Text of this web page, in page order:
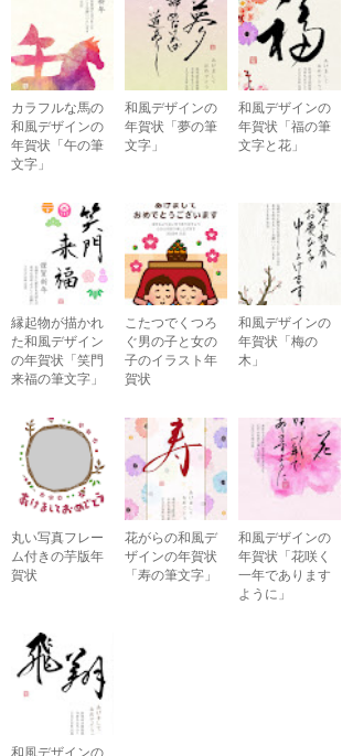
カラフルな馬の
和風デザインの
年賀状「午の筆
文字」
和風デザインの
年賀状「夢の筆
文字」
和風デザインの
年賀状「福の筆
文字と花」
縁起物が描かれ
た和風デザイン
の年賀状「笑門
来福の筆文字」
こたつでくつろ
ぐ男の子と女の
子のイラスト年
賀状
和風デザインの
年賀状「梅の
木」
丸い写真フレー
ム付きの芋版年
賀状
花がらの和風デ
ザインの年賀状
「寿の筆文字」
和風デザインの
年賀状「花咲く
一年であります
ように」
和風デザインの